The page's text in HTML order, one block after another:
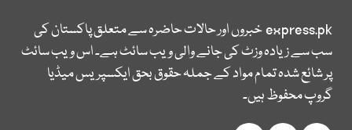
express.pkخبروں اور حالات حاضرہ سے متعلق پاکستان کی
سب سے زیادہ وزٹ کی جانے والی ویب سائٹ ہے۔ اس ویب سائٹ
پر شائع شدہ تمام مواد کے جملہ حقوق بحق ایکسپریس میڈیا
گروپ محفوظ ہیں۔